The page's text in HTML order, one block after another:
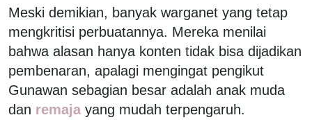
Meski demikian, banyak warganet yang tetap
mengkritisi perbuatannya. Mereka menilai
bahwa alasan hanya konten tidak bisa dijadikan
pembenaran, apalagi mengingat pengikut
Gunawan sebagian besar adalah anak muda
dan remaja yang mudah terpengaruh.